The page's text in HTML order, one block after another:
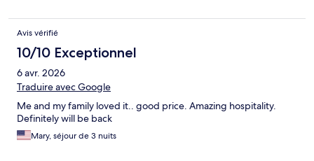
Avis vérifié
10/10 Exceptionnel
6 avr. 2026
Traduire avec Google
Me and my family loved it.. good price. Amazing hospitality.
Definitely will be back
Mary, séjour de 3 nuits